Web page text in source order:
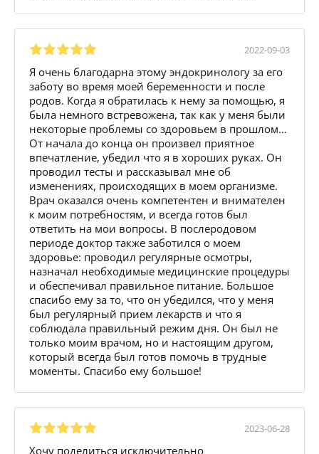
2022-09-03
Я очень благодарна этому эндокринологу за его
заботу во время моей беременности и после
родов. Когда я обратилась к нему за помощью, я
была немного встревожена, так как у меня были
некоторые проблемы со здоровьем в прошлом…
От начала до конца он произвел приятное
впечатление, убедил что я в хороших руках. Он
проводил тесты и рассказывал мне об
изменениях, происходящих в моем организме.
Врач оказался очень компетентен и внимателен
к моим потребностям, и всегда готов был
ответить на мои вопросы. В послеродовом
периоде доктор также заботился о моем
здоровье: проводил регулярные осмотры,
назначал необходимые медицинские процедуры
и обеспечивал правильное питание. Большое
спасибо ему за то, что он убедился, что у меня
был регулярный прием лекарств и что я
соблюдала правильный режим дня. Он был не
только моим врачом, но и настоящим другом,
который всегда был готов помочь в трудные
моменты. Спасибо ему большое!
2023-06-28
Хочу поделиться исключительно